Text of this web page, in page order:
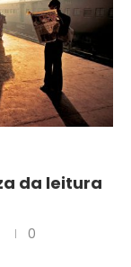
da leitura
0